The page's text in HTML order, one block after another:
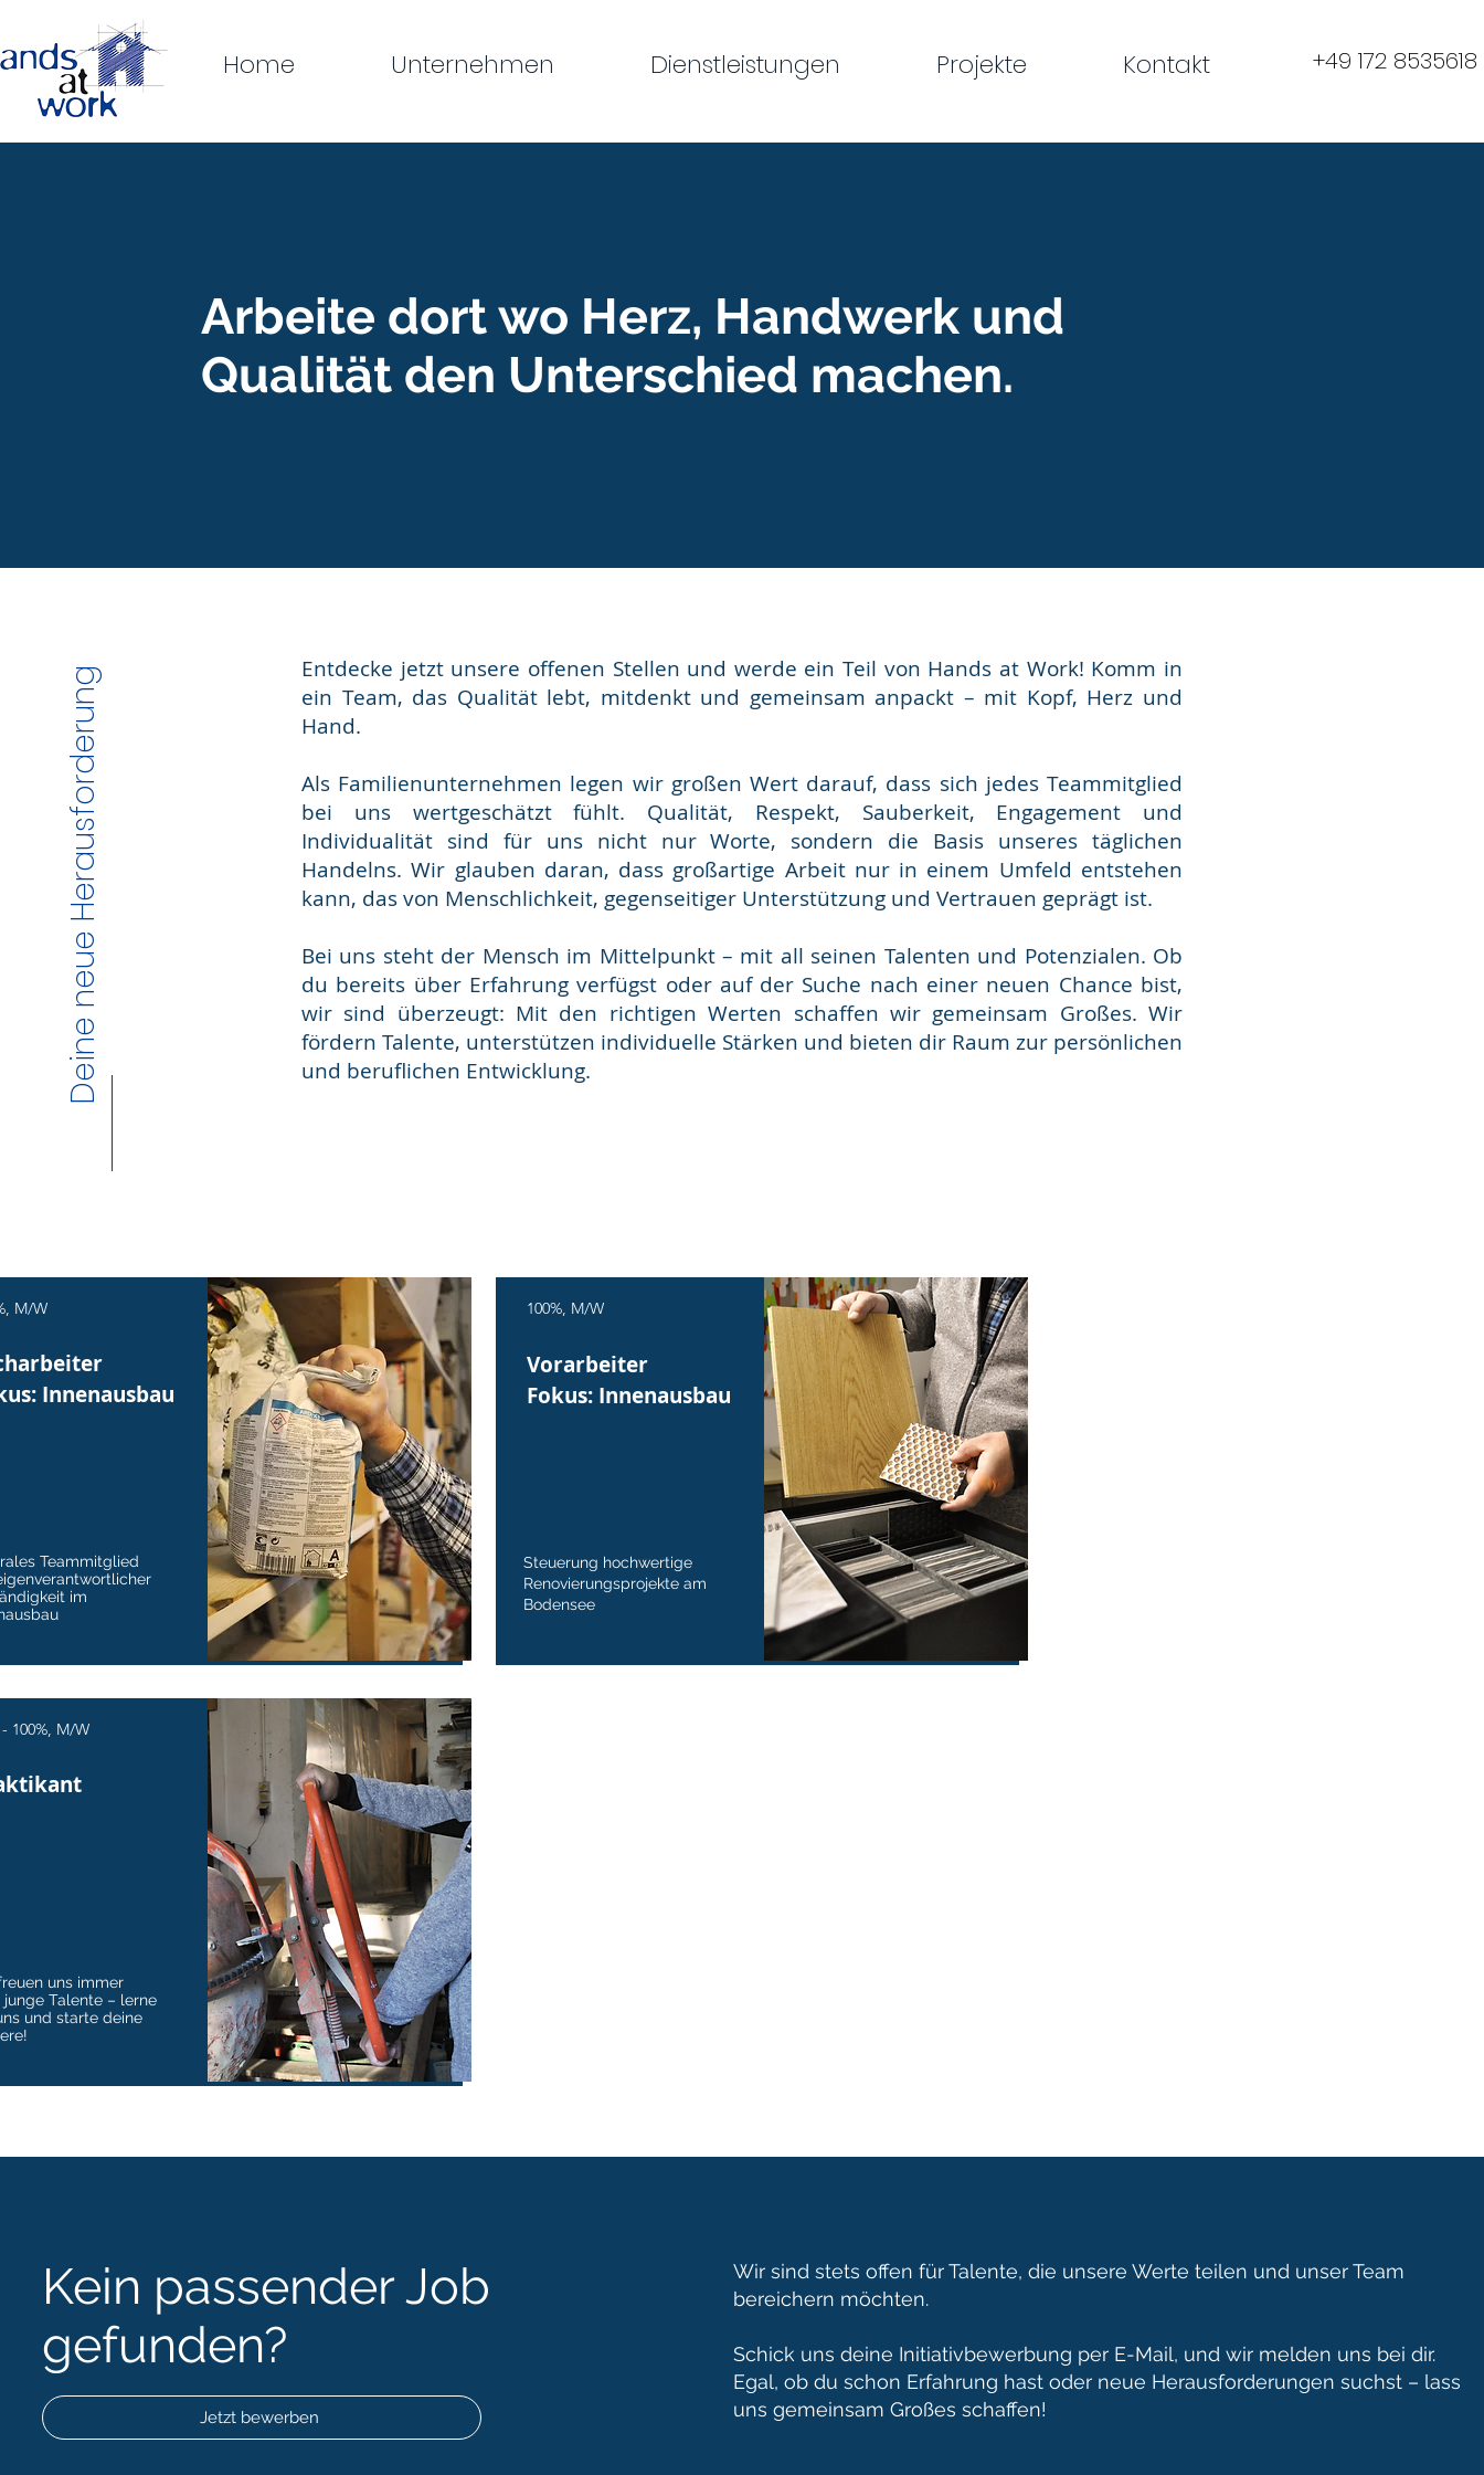
Home Unternehmen Dienstleistungen Projekte Kontakt +49 172 8535618
Arbeite dort wo Herz, Handwerk und
Qualität den Unterschied machen.
Entdecke jetzt unsere offenen Stellen und werde ein Teil von Hands at Work! Komm in
ein Team, das Qualität lebt, mitdenkt und gemeinsam anpackt – mit Kopf, Herz und
Hand.
Als Familienunternehmen legen wir großen Wert darauf, dass sich jedes Teammitglied
bei uns wertgeschätzt fühlt. Qualität, Respekt, Sauberkeit, Engagement und
Individualität sind für uns nicht nur Worte, sondern die Basis unseres täglichen
Handelns. Wir glauben daran, dass großartige Arbeit nur in einem Umfeld entstehen
kann, das von Menschlichkeit, gegenseitiger Unterstützung und Vertrauen geprägt ist.
Bei uns steht der Mensch im Mittelpunkt – mit all seinen Talenten und Potenzialen. Ob
du bereits über Erfahrung verfügst oder auf der Suche nach einer neuen Chance bist,
wir sind überzeugt: Mit den richtigen Werten schaffen wir gemeinsam Großes. Wir
fördern Talente, unterstützen individuelle Stärken und bieten dir Raum zur persönlichen
und beruflichen Entwicklung.​
Deine neue Herausforderung
M/W
Innenausbau
Teammitglied
im
100%, M/W
Vorarbeiter
Fokus: Innenausbau
Steuerung hochwertige
Renovierungsprojekte am
Bodensee
- 100%, M/W
uns immer
junge Talente – lerne
und starte deine
Kein passender Job
gefunden?
Jetzt bewerben
Wir sind stets offen für Talente, die unsere Werte teilen und unser Team
bereichern möchten.
Schick uns deine Initiativbewerbung per E-Mail, und wir melden uns bei dir.
Egal, ob du schon Erfahrung hast oder neue Herausforderungen suchst – lass
uns gemeinsam Großes schaffen!